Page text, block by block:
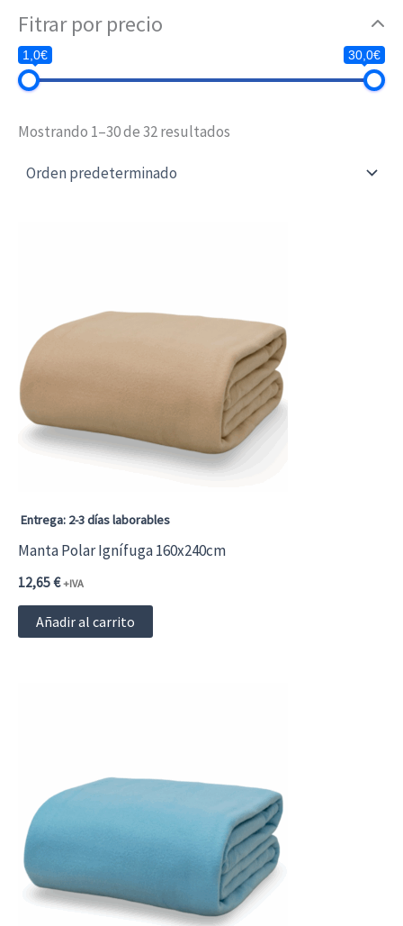
Fitrar por precio
1,0€ 30,0€
Mostrando 1–30 de 32 resultados
Entrega: 2-3 días laborables
Manta Polar Ignífuga 160x240cm
12,65€ +IVA
Añadir al carrito